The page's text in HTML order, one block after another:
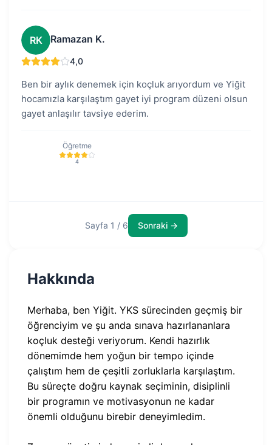
RK Ramazan K.
4,0
Ben bir aylık denemek için koçluk arıyordum ve Yiğit
hocamızla karşılaştım gayet iyi program düzeni olsun
gayet anlaşılır tavsiye ederim.
Öğretme
4
Sayfa 1 / 6 Sonraki →
Hakkında
Merhaba, ben Yiğit. YKS sürecinden geçmiş bir
öğrenciyim ve şu anda sınava hazırlananlara
koçluk desteği veriyorum. Kendi hazırlık
dönemimde hem yoğun bir tempo içinde
çalıştım hem de çeşitli zorluklarla karşılaştım.
Bu süreçte doğru kaynak seçiminin, disiplinli
bir programın ve motivasyonun ne kadar
önemli olduğunu birebir deneyimledim.